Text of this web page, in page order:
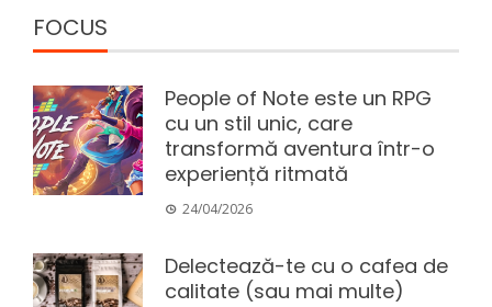
FOCUS
People of Note este un RPG
cu un stil unic, care
transformă aventura într-o
experiență ritmată
24/04/2026
Delectează-te cu o cafea de
calitate (sau mai multe)